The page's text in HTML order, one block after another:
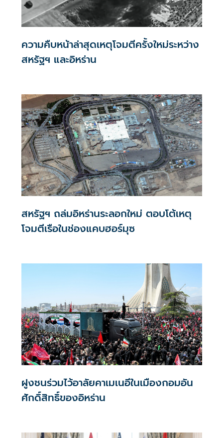
ความคืบหน้าล่าสุดเหตุโจมตีครั้งใหม่ระหว่าง
สหรัฐฯ และอิหร่าน
สหรัฐฯ ถล่มอิหร่านระลอกใหม่ ตอบโต้เหตุ
โจมตีเรือในช่องแคบฮอร์มุซ
ฝูงชนร่วมไว้อาลัยคาเมเนอีในเมืองกอมอัน
ศักดิ์สิทธิ์ของอิหร่าน